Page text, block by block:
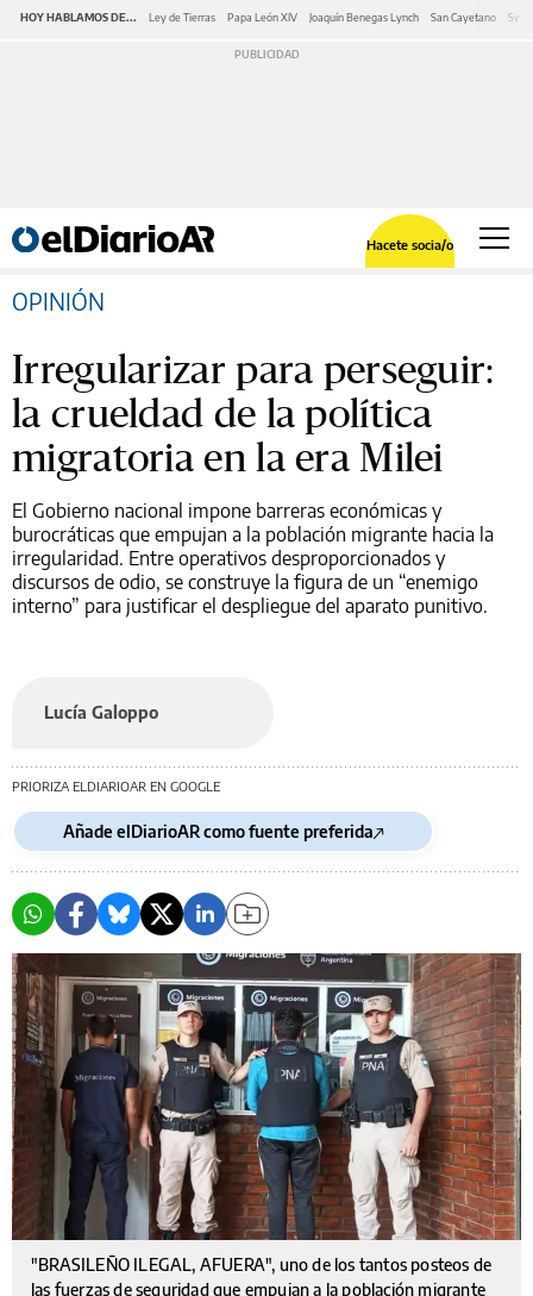
HOY HABLAMOS DE... Ley de Tierras Papa León XIV Joaquín Benegas Lynch San Cayetano
Hacete socia/o
OPINIÓN
Irregularizar para perseguir:
la crueldad de la política
migratoria en la era Milei
El Gobierno nacional impone barreras económicas y
burocráticas que empujan a la población migrante hacia la
irregularidad. Entre operativos desproporcionados y
discursos de odio, se construye la figura de un “enemigo
interno” para justificar el despliegue del aparato punitivo.
Lucía Galoppo
PRIORIZA ELDIARIOAR EN GOOGLE
Añade elDiarioAR como fuente preferida
"BRASILEÑO ILEGAL, AFUERA", uno de los tantos posteos de
las fuerzas de seguridad que empujan a la población migrante